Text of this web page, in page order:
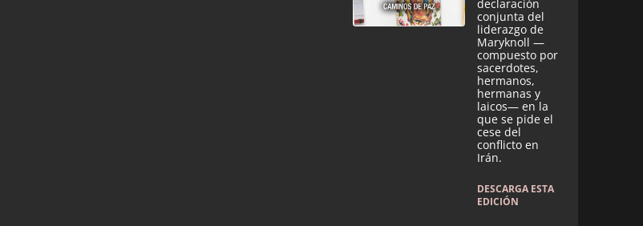
declaración
conjunta del
liderazgo de
Maryknoll —
compuesto por
sacerdotes,
hermanos,
hermanas y
laicos— en la
que se pide el
cese del
conflicto en
Irán.
DESCARGA ESTA
EDICIÓN